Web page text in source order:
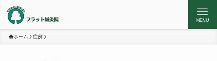
MENU
ホーム 症例